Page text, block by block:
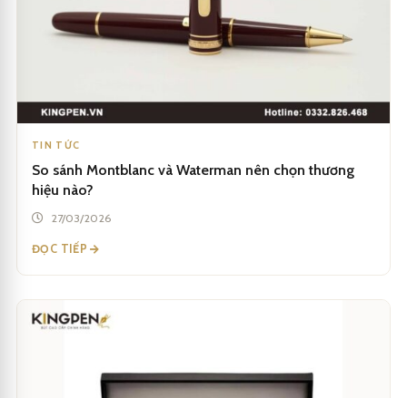
TIN TỨC
So sánh Montblanc và Waterman nên chọn thương
hiệu nào?
27/03/2026
ĐỌC TIẾP